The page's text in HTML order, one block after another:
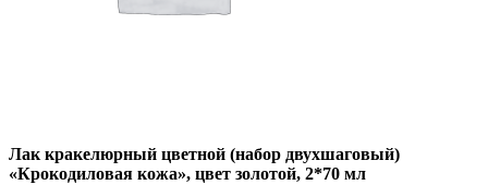
Лак кракелюрный цветной (набор двухшаговый)
«Крокодиловая кожа», цвет золотой, 2*70 мл